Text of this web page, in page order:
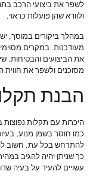
לשפר את ביצועי הרכב
ולוודא שהן פועלות כראוי.
במהלך ביקורים במוסך,
מעודכנות. במקרים
את הביצועים והבטיחות.
מסוכנים ולשפר את חווית
הבנת
היכרות עם תקלות נפוצות
כמו חוסר בשמן מנוע,
להתרחש בכל עת. חשוב
כך שניתן יהיה להגיב
עשויים להעיד על בעיה